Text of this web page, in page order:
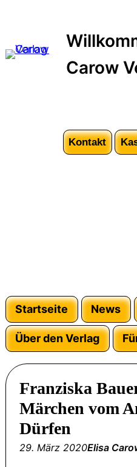
springen
Carow
Kontakt
Startseite News
Über den Verlag
Franziska
Märchen vom
Dürfen
29. März 2020Elisa